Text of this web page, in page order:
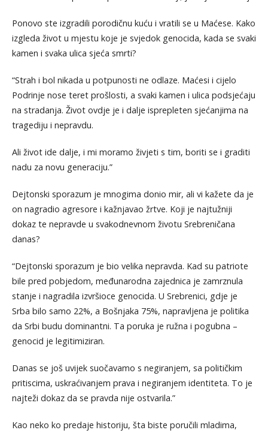
Ponovo ste izgradili porodičnu kuću i vratili se u Maćese. Kako
izgleda život u mjestu koje je svjedok genocida, kada se svaki
kamen i svaka ulica sjeća smrti?
“Strah i bol nikada u potpunosti ne odlaze. Maćesi i cijelo
Podrinje nose teret prošlosti, a svaki kamen i ulica podsjećaju
na stradanja. Život ovdje je i dalje isprepleten sjećanjima na
tragediju i nepravdu.
Ali život ide dalje, i mi moramo živjeti s tim, boriti se i graditi
nadu za novu generaciju.”
Dejtonski sporazum je mnogima donio mir, ali vi kažete da je
on nagradio agresore i kažnjavao žrtve. Koji je najtužniji
dokaz te nepravde u svakodnevnom životu Srebreničana
danas?
“Dejtonski sporazum je bio velika nepravda. Kad su patriote
bile pred pobjedom, međunarodna zajednica je zamrznula
stanje i nagradila izvršioce genocida. U Srebrenici, gdje je
Srba bilo samo 22%, a Bošnjaka 75%, napravljena je politika
da Srbi budu dominantni. Ta poruka je ružna i pogubna –
genocid je legitimiziran.
Danas se još uvijek suočavamo s negiranjem, sa političkim
pritiscima, uskraćivanjem prava i negiranjem identiteta. To je
najteži dokaz da se pravda nije ostvarila.”
Kao neko ko predaje historiju, šta biste poručili mladima,